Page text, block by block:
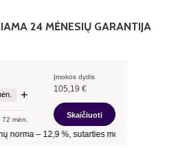
24 MĖNESIŲ GARANTIJA